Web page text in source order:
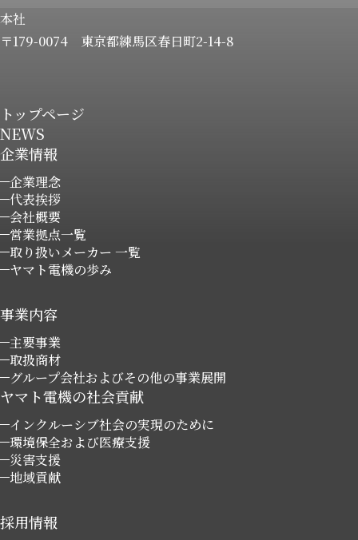
本社
〒179-0074 東京都練馬区春日町2-14-8
トップページ
NEWS
企業情報
企業理念
代表挨拶
会社概要
営業拠点一覧
取り扱いメーカー 一覧
ヤマト電機の歩み
事業内容
主要事業
取扱商材
グループ会社およびその他の事業展開
ヤマト電機の社会貢献
インクルーシブ社会の実現のために
環境保全および医療支援
災害支援
地域貢献
採用情報